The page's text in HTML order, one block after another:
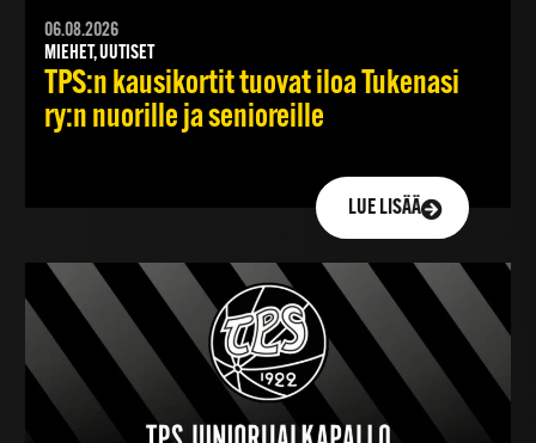
06.08.2026
MIEHET, UUTISET
TPS:n kausikortit tuovat iloa Tukenasi
ry:n nuorille ja senioreille
LUE LISÄÄ